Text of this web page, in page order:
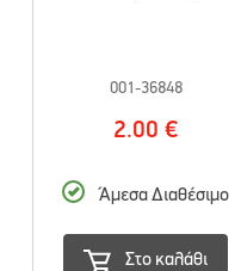
001-36848
2.00 €
Άμεσα Διαθέσιμο
Στο καλάθι